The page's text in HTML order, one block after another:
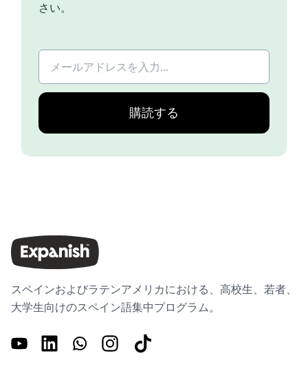
さい。
購読する
スペインおよびラテンアメリカにおける、高校生、若者、
大学生向けのスペイン語集中プログラム。